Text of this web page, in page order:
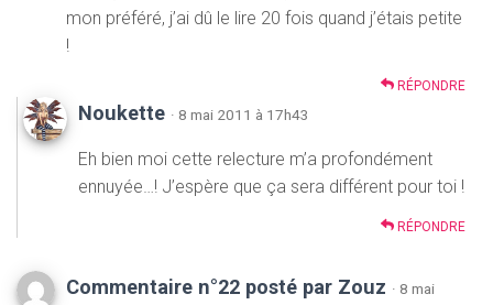
mon préféré, j’ai dû le lire 20 fois quand j’étais petite
!
RÉPONDRE
Noukette · 8 mai 2011 à 17h43
Eh bien moi cette relecture m’a profondément
ennuyée…! J’espère que ça sera différent pour toi !
RÉPONDRE
Commentaire n°22 posté par Zouz · 8 mai